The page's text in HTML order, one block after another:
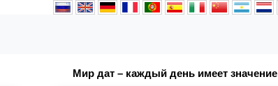
Мир дат – каждый день имеет значение